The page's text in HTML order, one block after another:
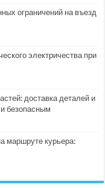
ограничений на въезд
электричества при
доставка деталей и
безопасным
маршруте курьера: